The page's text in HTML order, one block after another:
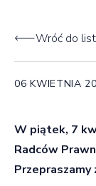
Wróć do
06 KWIETNIA
W piątek, 7
Radców
Przepraszamy